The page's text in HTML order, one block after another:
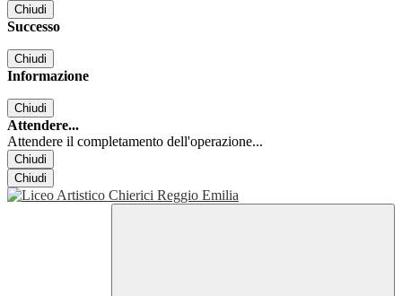
Chiudi
Successo
Chiudi
Informazione
Chiudi
Attendere...
Attendere il completamento dell'operazione...
Chiudi
Chiudi